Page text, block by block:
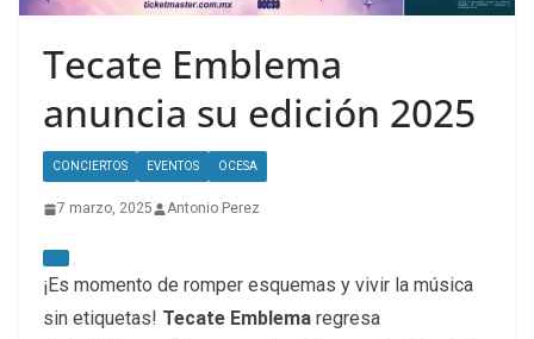
Tecate Emblema
anuncia su edición 2025
CONCIERTOS EVENTOS OCESA
7 marzo, 2025 Antonio Perez
¡Es momento de romper esquemas y vivir la música
sin etiquetas! Tecate Emblema regresa